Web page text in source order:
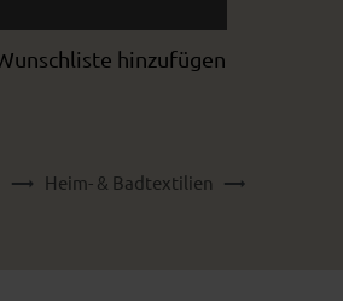
hinzufügen
Heim- & Badtextilien